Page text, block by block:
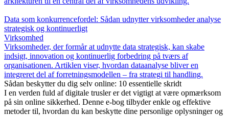
Data som konkurrencefordel: Sådan udnytter virksomheder analyse
strategisk og kontinuerligt
Virksomhed
Virksomheder, der formår at udnytte data strategisk, kan skabe
indsigt, innovation og kontinuerlig forbedring på tværs af
organisationen. Artiklen viser, hvordan dataanalyse bliver en
integreret del af forretningsmodellen – fra strategi til handling.
Sådan beskytter du dig selv online: 10 essentielle skridt
I en verden fuld af digitale trusler er det vigtigt at være opmærksom
på sin online sikkerhed. Denne e-bog tilbyder enkle og effektive
metoder til, hvordan du kan beskytte dine personlige oplysninger og